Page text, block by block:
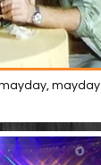
mayday